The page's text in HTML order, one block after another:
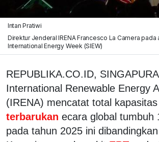
Intan Pratiwi
Direktur Jenderal IRENA Francesco La Camera pada
International Energy Week (SIEW)
REPUBLIKA.CO.ID,
International Renewable Energy
(IRENA) mencatat total kapasitas
terbarukan ecara global tumbuh
pada tahun 2025 ini